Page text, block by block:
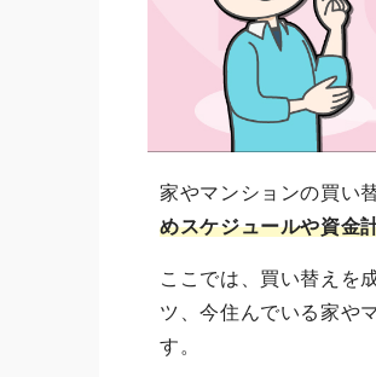
家やマンションの買い
めスケジュールや資金
ここでは、買い替えを
ツ、今住んでいる家や
す。